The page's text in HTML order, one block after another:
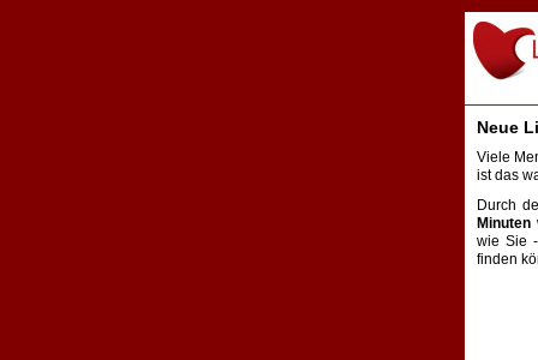
Neue
Viele
ist das
Durch
Minuten
wie Sie
finden